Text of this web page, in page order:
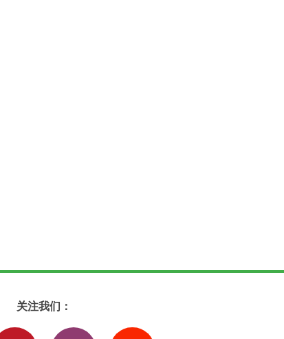
关注我们：